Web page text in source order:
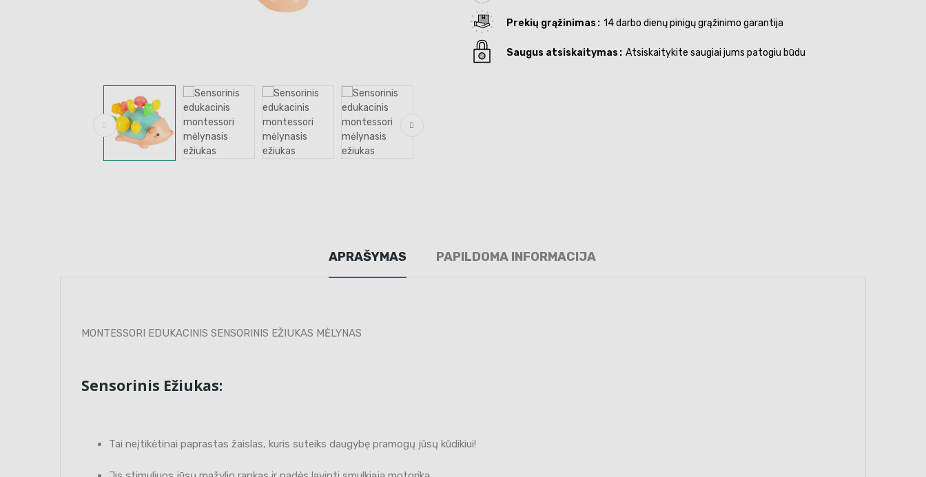
Prekių grąžinimas 14 darbo dienų pinigų grąžinimo garantija
Saugus atsiskaitymas Atsiskaitykite saugiai jums patogiu būdu
APRAŠYMAS PAPILDOMA INFORMACIJA
MONTESSORI EDUKACINIS SENSORINIS EŽIUKAS MĖLYNAS
Sensorinis Ežiukas:
Tai neįtikėtinai paprastas žaislas, kuris suteiks daugybę pramogų jūsų kūdikiui!